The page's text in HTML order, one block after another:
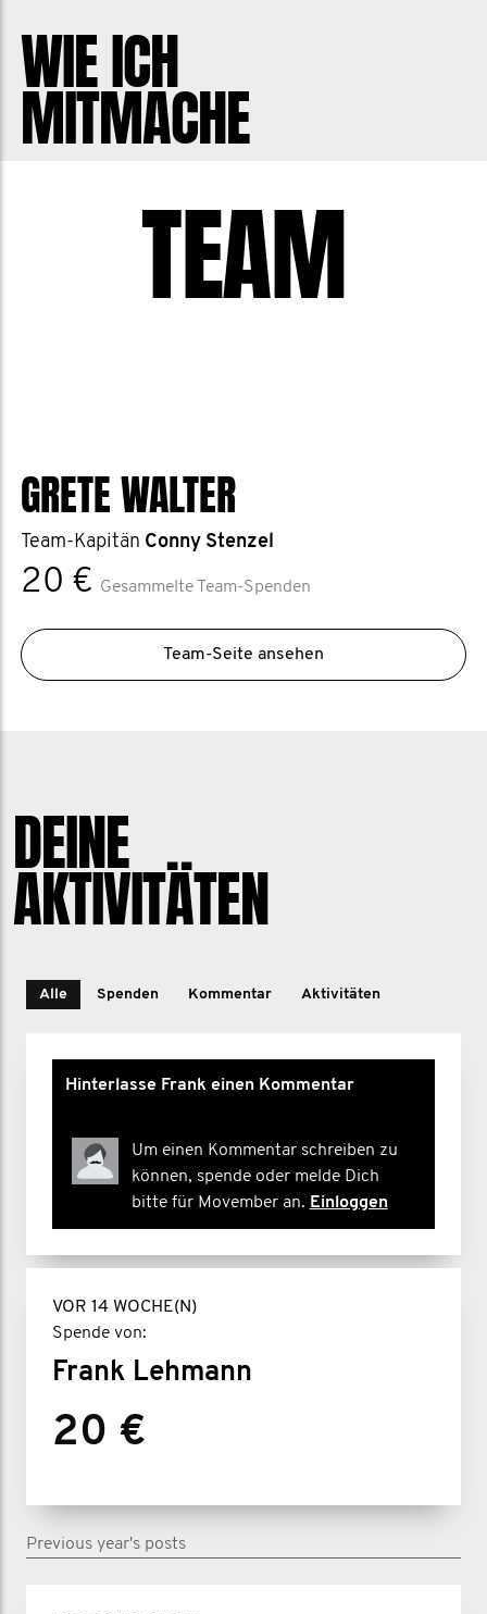
WIE ICH
MITMACHE
TEAM
GRETE WALTER
Team-Kapitän Conny Stenzel
20 € Gesammelte Team-Spenden
Team-Seite ansehen
DEINE
AKTIVITÄTEN
Alle Spenden Kommentar Aktivitäten
Hinterlasse Frank einen Kommentar
Um einen Kommentar schreiben zu
können, spende oder melde Dich
bitte für Movember an. Einloggen
VOR 14 WOCHE(N)
Spende von:
Frank Lehmann
20 €
Previous year's posts